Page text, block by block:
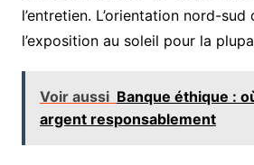
l’entretien. L’orientation nord-
l’exposition au soleil pour la
Voir aussi Banque éthique :
argent responsablement